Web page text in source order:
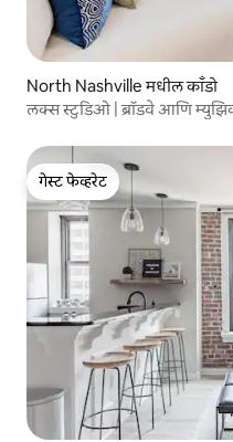
North Nashville मधील काँडो
लक्स स्टुडिओ | ब्रॉडवे आणि
गेस्ट फेव्हरेट
गेस्ट फेव्हरेट